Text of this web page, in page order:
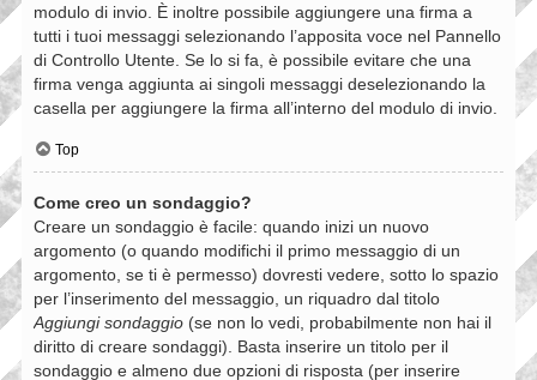
modulo di invio. È inoltre possibile aggiungere una firma a
tutti i tuoi messaggi selezionando l’apposita voce nel Pannello
di Controllo Utente. Se lo si fa, è possibile evitare che una
firma venga aggiunta ai singoli messaggi deselezionando la
casella per aggiungere la firma all’interno del modulo di invio.
Top
Come creo un sondaggio?
Creare un sondaggio è facile: quando inizi un nuovo
argomento (o quando modifichi il primo messaggio di un
argomento, se ti è permesso) dovresti vedere, sotto lo spazio
per l’inserimento del messaggio, un riquadro dal titolo
Aggiungi sondaggio (se non lo vedi, probabilmente non hai il
diritto di creare sondaggi). Basta inserire un titolo per il
sondaggio e almeno due opzioni di risposta (per inserire